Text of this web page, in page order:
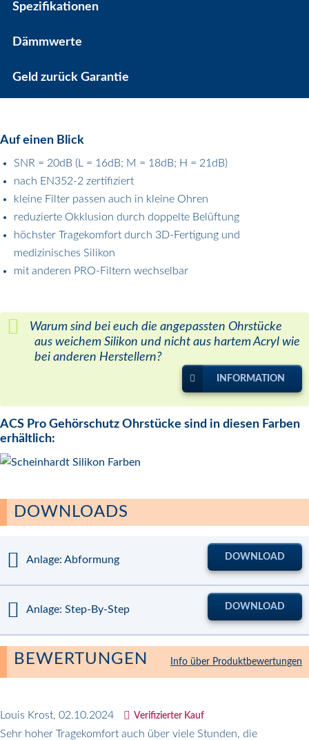
Spezifikationen
Dämmwerte
Geld zurück Garantie
Auf einen Blick
SNR = 20dB (L = 16dB; M = 18dB; H = 21dB)
nach EN352-2 zertifiziert
kleine Filter passen auch in kleine Ohren
reduzierte Okklusion durch doppelte Belüftung
höchster Tragekomfort durch 3D-Fertigung und
medizinisches Silikon
mit anderen PRO-Filtern wechselbar
Warum sind bei euch die angepassten Ohrstücke
aus weichem Silikon und nicht aus hartem Acryl wie
bei anderen Herstellern?
INFORMATION
ACS Pro Gehörschutz Ohrstücke sind in diesen Farben
erhältlich:
DOWNLOADS
Anlage: Abformung DOWNLOAD
Anlage: Step-By-Step DOWNLOAD
BEWERTUNGEN Info über Produktbewertungen
Louis Krost, 02.10.2024 Verifizierter Kauf
Sehr hoher Tragekomfort auch über viele Stunden, die